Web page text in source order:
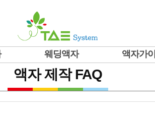
웨딩액자 액자가
액자 제작 FAQ